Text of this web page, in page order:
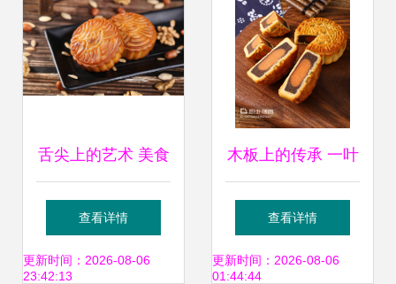
舌尖上的艺术 美食
摄影的视觉盛宴
查看详情
更新时间：2026-08-06
23:42:13
木板上的传承 一叶
月饼里的中秋与匠
心
查看详情
更新时间：2026-08-06
01:44:44